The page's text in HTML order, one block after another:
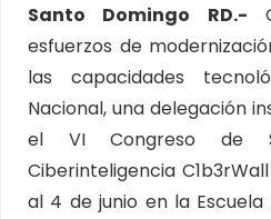
Santo Domingo RD.-
esfuerzos de
las capacidades
Nacional, una delegación
el VI Congreso de
Ciberinteligencia
al 4 de junio en la